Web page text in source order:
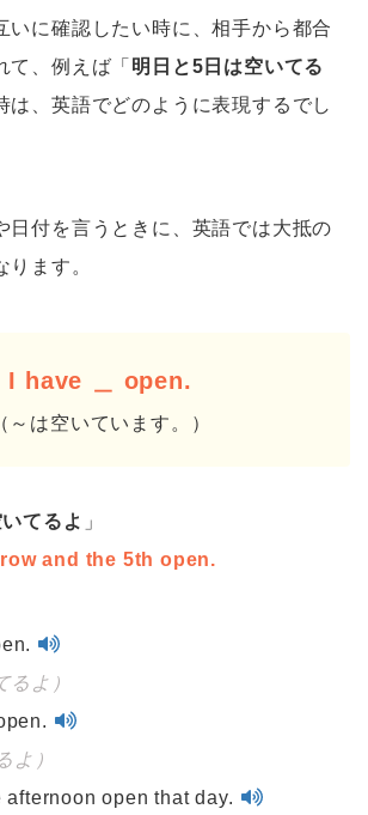
いに確認したい時に、相手から都合
て、例えば「 明日と5日は空いてる
は、英語でどのように表現するでし
日付を言うときに、英語では大抵の
ます。
I have ＿ open.
（～は空いています。）
てるよ 」
and the 5th open.
るよ）
よ）
afternoon open that day.